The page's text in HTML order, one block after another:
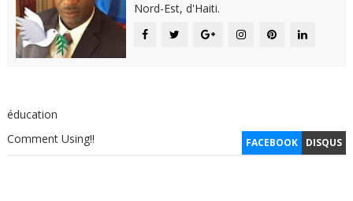
Nord-Est, d'Haiti.
éducation
FACEBOOK DISQUS
Comment Using!!